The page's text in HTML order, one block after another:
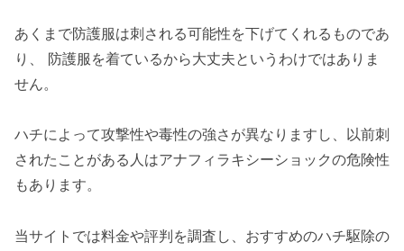
あくまで防護服は刺される可能性を下げてくれるものであ
り、 防護服を着ているから大丈夫というわけではありま
せん。
ハチによって攻撃性や毒性の強さが異なりますし、以前刺
されたことがある人はアナフィラキシーショックの危険性
もあります。
当サイトでは料金や評判を調査し、おすすめのハチ駆除の